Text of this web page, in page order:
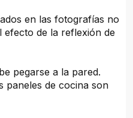
en las fotografías no
efecto de la reflexión de
pegarse a la pared.
paneles de cocina son